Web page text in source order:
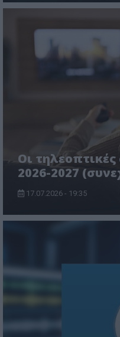
Οι τηλεοπτικές
2026-2027
17.07.2026 - 19:35